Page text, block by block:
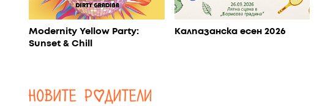
Modernity Yellow Party:
Sunset & Chill
Калпазанска есен 2026